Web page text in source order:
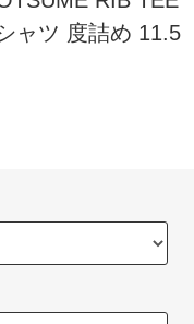
ャツ 度詰め 11.5